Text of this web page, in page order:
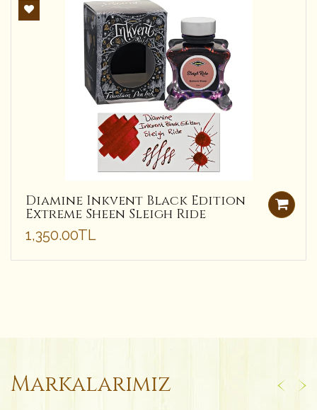
Diamine Inkvent Black Edition
Extreme Sheen Sleigh Ride
1,350.00TL
Markalarımız